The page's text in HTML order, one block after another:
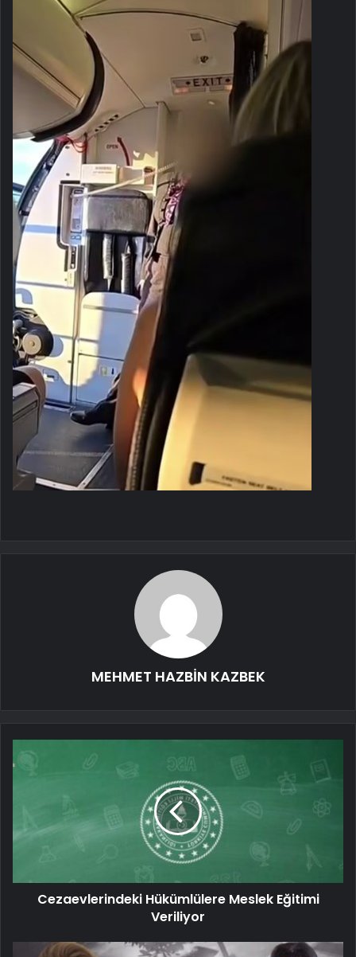
MEHMET HAZBİN KAZBEK
Cezaevlerindeki Hükümlülere Meslek Eğitimi
Veriliyor